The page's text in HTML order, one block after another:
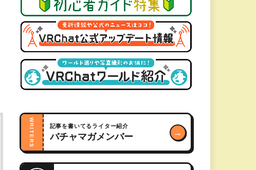
WRITERS 記事を書いてるライター紹介
バチャマガメンバー →